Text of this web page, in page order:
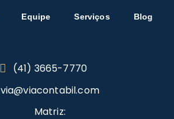
Equipe Serviços Blog
(41) 3665-7770
via@viacontabil.com
Matriz: